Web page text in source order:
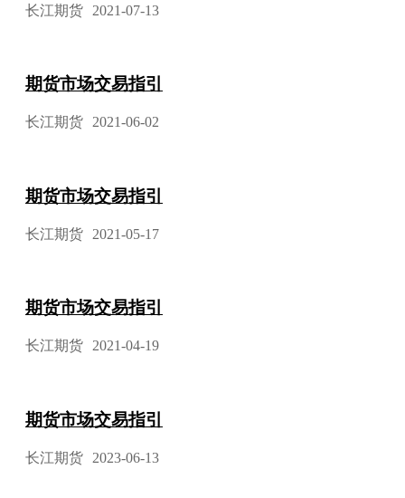
长江期货 2021-07-13
期货市场交易指引
长江期货 2021-06-02
期货市场交易指引
长江期货 2021-05-17
期货市场交易指引
长江期货 2021-04-19
期货市场交易指引
长江期货 2023-06-13